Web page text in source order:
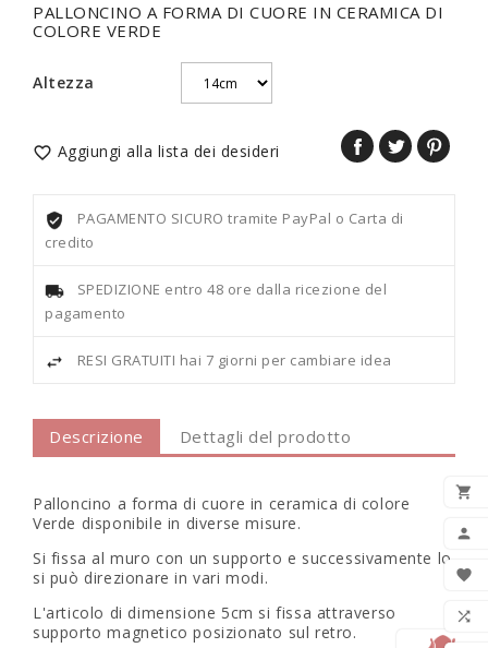




PALLONCINO A FORMA DI CUORE IN CERAMICA DI
COLORE VERDE
Altezza
 Aggiungi alla lista dei desideri
PAGAMENTO SICURO tramite PayPal o Carta di
credito
SPEDIZIONE entro 48 ore dalla ricezione del
pagamento
RESI GRATUITI hai 7 giorni per cambiare idea
Descrizione Dettagli del prodotto
Palloncino a forma di cuore in ceramica di colore
Verde disponibile in diverse misure.
Si fissa al muro con un supporto e successivamente lo
si può direzionare in vari modi.
L'articolo di dimensione 5cm si fissa attraverso
supporto magnetico posizionato sul retro.